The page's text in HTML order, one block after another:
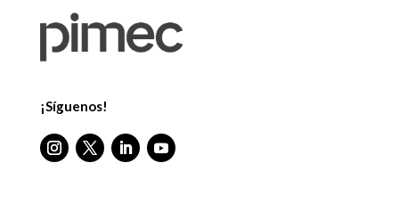
¡Síguenos!